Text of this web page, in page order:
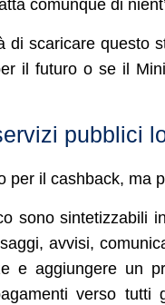
comunque di
di scaricare questo
il futuro o se il
pubblici
per il cashback, ma
sono sintetizzabili
avvisi,
e aggiungere un
verso tutti